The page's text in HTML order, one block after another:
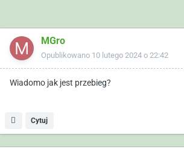
MGro
Opublikowano 10 lutego 2024 o 22:42
Wiadomo jak jest przebieg?
Cytuj